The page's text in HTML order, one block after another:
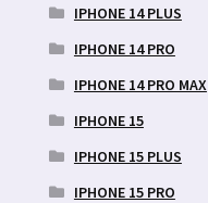
IPHONE 14 PLUS
IPHONE 14 PRO
IPHONE 14 PRO MAX
IPHONE 15
IPHONE 15 PLUS
IPHONE 15 PRO